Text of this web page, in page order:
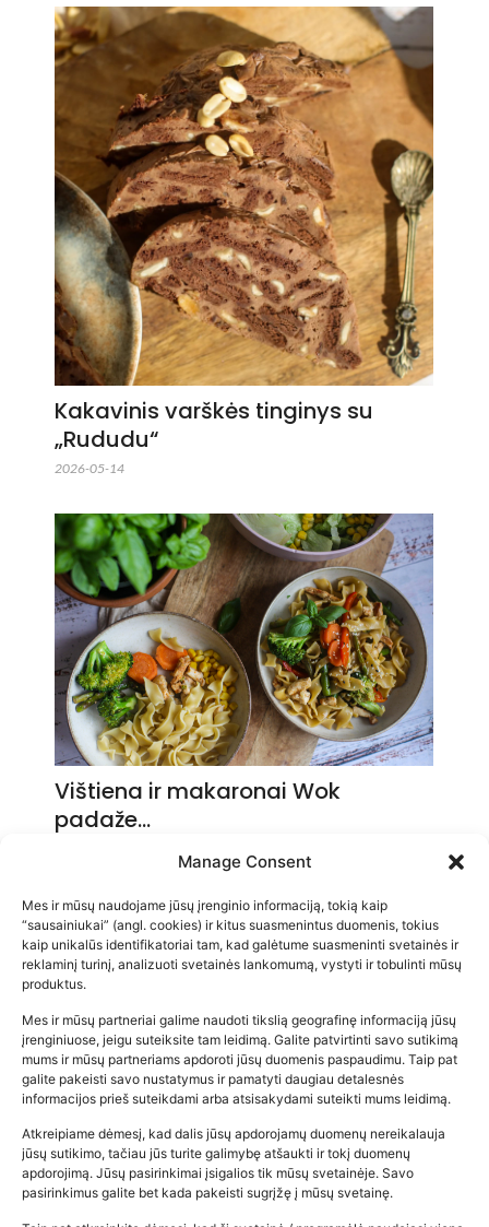
Manage Consent
Mes ir mūsų naudojame jūsų įrenginio informaciją, tokią kaip
“sausainiukai” (angl. cookies) ir kitus suasmenintus duomenis, tokius
kaip unikalūs identifikatoriai tam, kad galėtume suasmeninti svetainės ir
reklaminį turinį, analizuoti svetainės lankomumą, vystyti ir tobulinti mūsų
produktus.
Mes ir mūsų partneriai galime naudoti tikslią geografinę informaciją jūsų
įrenginiuose, jeigu suteiksite tam leidimą. Galite patvirtinti savo sutikimą
mums ir mūsų partneriams apdoroti jūsų duomenis paspaudimu. Taip pat
galite pakeisti savo nustatymus ir pamatyti daugiau detalesnės
informacijos prieš suteikdami arba atsisakydami suteikti mums leidimą.
Atkreipiame dėmesį, kad dalis jūsų apdorojamų duomenų nereikalauja
jūsų sutikimo, tačiau jūs turite galimybę atšaukti ir tokį duomenų
apdorojimą. Jūsų pasirinkimai įsigalios tik mūsų svetainėje. Savo
pasirinkimus galite bet kada pakeisti sugrįžę į mūsų svetainę.
Kakavinis varškės tinginys su
„Rududu“
2026-05-14
Vištiena ir makaronai Wok
padaže…
Populiariausios parduotuvės
kūdikių tyrelės –…
2026-02-22